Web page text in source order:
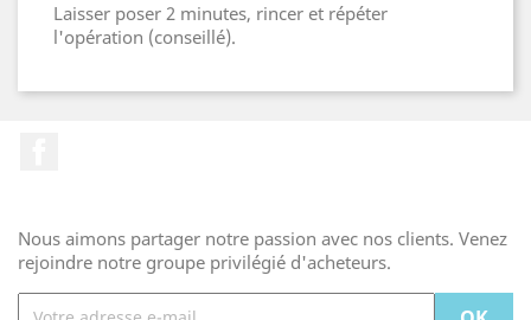
Laisser poser 2 minutes, rincer et répéter
l'opération (conseillé).
Nous aimons partager notre passion avec nos clients. Venez
rejoindre notre groupe privilégié d'acheteurs.